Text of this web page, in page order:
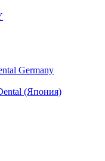
Germany
(Япония)